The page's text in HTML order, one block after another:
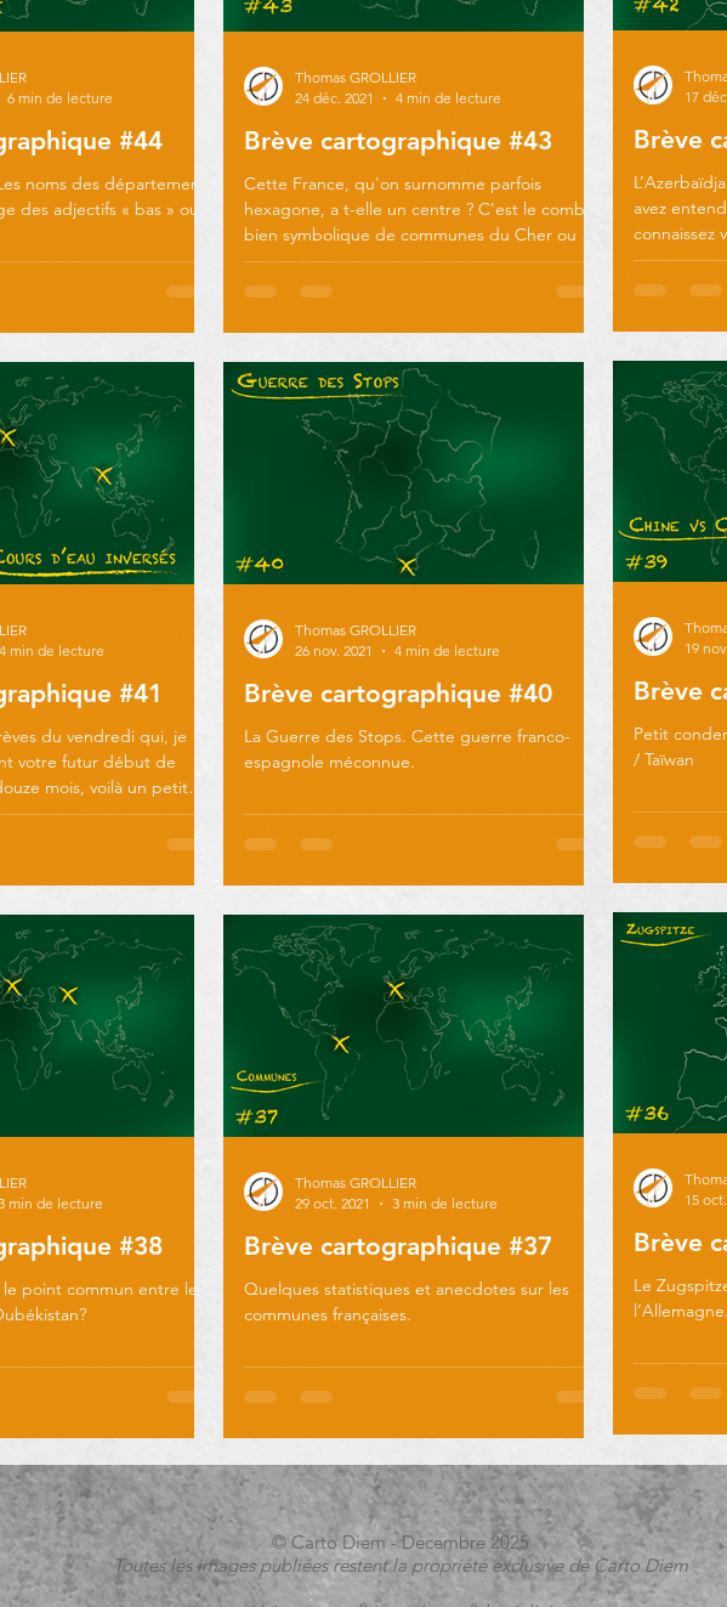
#44
noms des départements
des adjectifs « bas » ou «
6 min de lecture
Brève cartographique #43
Cette France, qu'on surnomme parfois
hexagone, a t-elle un centre ? C'est le combat
bien symbolique de communes du Cher ou de
l'Allier.
Thomas GROLLIER
24 déc. 2021
4 min de lecture
Brève
avez
connaissez
même...
17
#41
du vendredi qui, je
votre futur début de
mois, voilà un petit
4 min de lecture
Brève cartographique #40
La Guerre des Stops. Cette guerre franco-
espagnole méconnue.
Thomas GROLLIER
26 nov. 2021
4 min de lecture
Brève
Petit
/ Taïwan
19
#38
point commun entre le
min de lecture
Brève cartographique #37
Quelques statistiques et anecdotes sur les
communes françaises.
Thomas GROLLIER
29 oct. 2021
3 min de lecture
Brève
Le
l’Allemagne.
15
© Carto Diem - Décembre 2025
Toutes les images publiées restent la propriété exclusive de Carto Diem